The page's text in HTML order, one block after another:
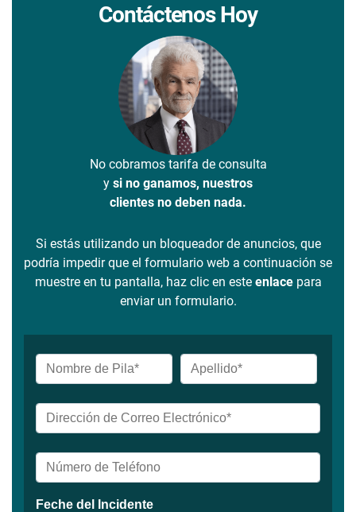
Contáctenos Hoy
No cobramos tarifa de consulta
y si no ganamos, nuestros
clientes no deben nada.
Si estás utilizando un bloqueador de anuncios, que
podría impedir que el formulario web a continuación se
muestre en tu pantalla, haz clic en este enlacepara
enviar un formulario.